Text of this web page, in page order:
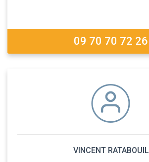
09 70 70 72 26
VINCENT RATABOUIL